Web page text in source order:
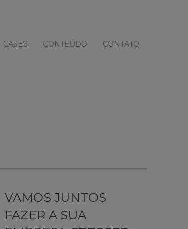
CASES CONTEÚDO CONTATO
VAMOS JUNTOS
FAZER A SUA